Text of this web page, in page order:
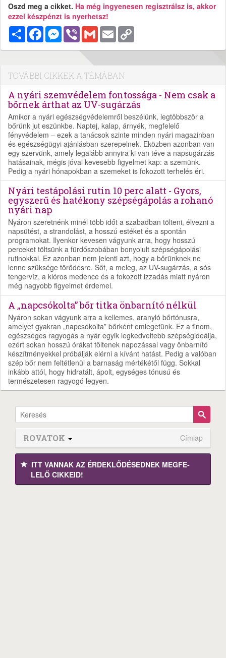
Oszd meg a cikket. Ha még ingyenesen regisztrálsz is, akkor
ezzel készpénzt is nyerhetsz!
MegosztásFacebookMessenger
Viber Gmail Email
TOVÁBBI CIKKEK A TÉMÁBAN
A nyári szemvédelem fontossága - Nem csak a
bőrnek árthat az UV-sugárzás
Amikor a nyári egészségvédelemről beszélünk, legtöbbször a
bőrünk jut eszünkbe. Naptej, kalap, árnyék, megfelelő
fényvédelem – ezek a tanácsok szinte minden nyári magazinban
és egészségügyi ajánlásban szerepelnek. Eközben azonban van
egy szervünk, amely legalább annyira ki van téve a napsugárzás
hatásainak, mégis jóval kevesebb figyelmet kap: a szemünk.
Pedig a nyári hónapokban a szemeket is fokozott terhelés éri.
Nyári testápolási rutin 10 perc alatt - Gyors,
egyszerű és hatékony szépségápolás a rohanó
nyári nap
Nyáron szeretnénk minél több időt a szabadban tölteni, élvezni a
napsütést, a strandolást, a hosszú estéket és a spontán
programokat. Ilyenkor kevesen vágyunk arra, hogy hosszú
perceket töltsünk a fürdőszobában bonyolult szépségápolási
rutinokkal. Ez azonban nem jelenti azt, hogy a bőrünknek ne
lenne szüksége törődésre. Sőt, a meleg, az UV-sugárzás, a sós
tengervíz, a klóros medence és a fokozott izzadás miatt nyáron
még nagyobb figyelmet érdemel.
A „napcsókolta” bőr titka önbarnító nélkül
Nyáron sokan vágyunk arra a kellemes, aranyló bőrtónusra,
amelyet gyakran „napcsókolta” bőrként emlegetünk. Ez a finom,
egészséges ragyogás a nyár egyik legkedveltebb szépségideálja,
ezért sokan hosszú órákat töltenek napozással vagy önbarnító
készítményekkel próbálják elérni a kívánt hatást. Pedig a valóban
szép bőr nem feltétlenül a barnaság mértékétől függ. Sokkal
inkább attól, hogy hidratált, ápolt, egységes tónusú és
természetesen ragyogó legyen.
ROVATOK Címlap
ITT VANNAK AZ ÉRDEK­LŐDÉ­SEDNEK MEGFE­
LELŐ CIKKEID!